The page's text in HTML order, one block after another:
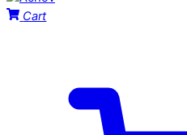
Cart